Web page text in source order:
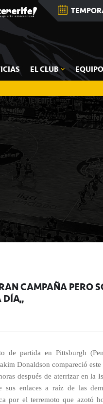
EL CLUB EQUIPO
CAMPAÑA PERO
DÍA”
de partida en Pittsburgh
Donaldson compareció
después de aterrizar en la
enlaces a raíz de las
por el terremoto que azotó